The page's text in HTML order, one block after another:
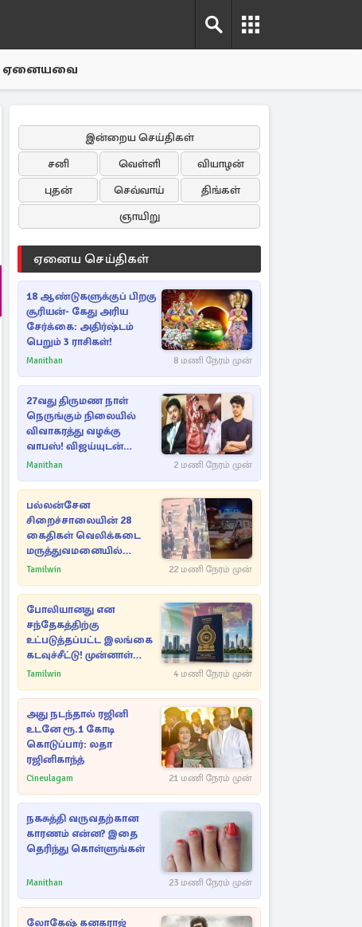
ஏனையவை
இன்றைய செய்திகள்
சனி
வெள்ளி
வியாழன்
புதன்
செவ்வாய்
திங்கள்
ஞாயிறு
ஏனைய செய்திகள்
18 ஆண்டுகளுக்குப் பிறகு
சூரியன்- கேது அரிய
சேர்க்கை: அதிர்ஷ்டம்
பெறும் 3 ராசிகள்!
Manithan 8 மணி நேரம் முன்
27வது திருமண நாள்
நெருங்கும் நிலையில்
விவாகரத்து வழக்கு
வாபஸ்! விஜய்யுடன்
மீண்டும் இணைவாரா?
Manithan 2 மணி நேரம் முன்
பல்லன்சேன
சிறைச்சாலையின் 28
கைதிகள் வெலிக்கடை
மருத்துவமனையில்
அனுமதி
Tamilwin 22 மணி நேரம் முன்
போலியானது என
சந்தேகத்திற்கு
உட்படுத்தப்பட்ட இலங்கை
கடவுச்சீட்டு! முன்னாள்
எம்.பிக்கு
சிக்கல்
Tamilwin 4 மணி நேரம் முன்
அது நடந்தால் ரஜினி
உடனே ரூ.1 கோடி
கொடுப்பார்: லதா
ரஜினிகாந்த்
Cineulagam 21 மணி நேரம் முன்
நகசுத்தி வருவதற்கான
காரணம் என்ன? இதை
தெரிந்து கொள்ளுங்கள்
Manithan 23 மணி நேரம் முன்
லோகேஷ் கனகராஜ்